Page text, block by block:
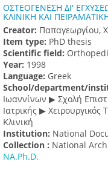
ΟΣΤΕΟΓΕΝΕΣΗ ΔΙ'
ΚΛΙΝΙΚΗ ΚΑΙ
Creator: Παπαγεωργίου,
Item type: PhD thesis
Scientific field:
Υear: 1998
Language: Greek
School/department/
Ιωαννίνων ▶ Σχολή
Ιατρικής ▶
Κλινική
Institution: National
Collection : National
NA.Ph.D.